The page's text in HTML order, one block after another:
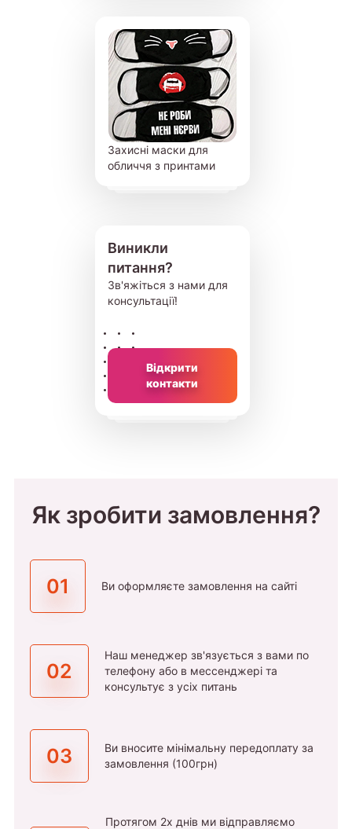
Захисні маски для
обличчя з принтами
Виникли
питання?
Зв'яжіться з нами для
консультації!
Відкрити
контакти
Як зробити замовлення?
01 Ви оформляєте замовлення на сайті
02
Наш менеджер зв'язується з вами по
телефону або в мессенджері та
консультує з усіх питань
03
Ви вносите мінімальну передоплату за
замовлення (100грн)
Протягом 2х днів ми відправляємо